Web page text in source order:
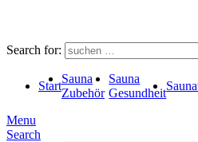
Search for:
Start
Sauna
Zubehör
Sauna
Gesundheit
Menu
Search